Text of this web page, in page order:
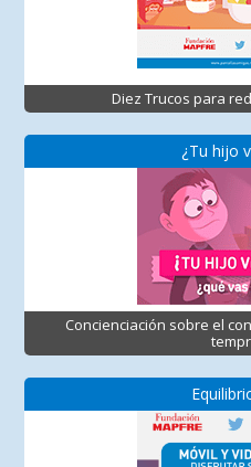
Diez Trucos para
¿Tu hijo
Concienciación sobre el